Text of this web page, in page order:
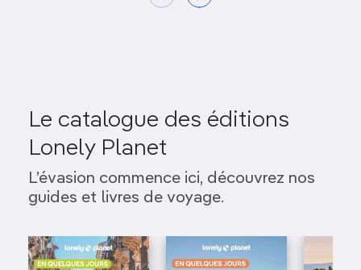
Le catalogue des éditions
Lonely Planet
L’évasion commence ici, découvrez nos
guides et livres de voyage.